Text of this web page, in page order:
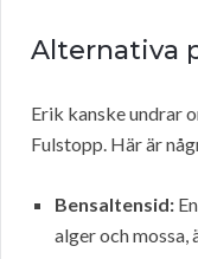
Alternativa
Erik kanske undrar
Fulstopp. Här är
Bensaltensid:
alger och mossa,